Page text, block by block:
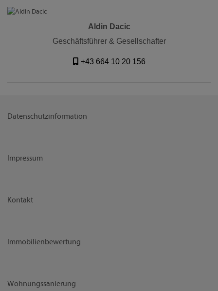
Aldin Dacic
Geschäftsführer & Gesellschafter
+43 664 10 20 156
Datenschutzinformation
Impressum
Kontakt
Immobilienbewertung
Wohnungssanierung